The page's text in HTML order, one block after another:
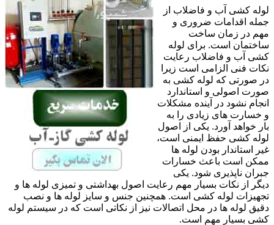
لوله کشی آب و فاضلاب از
جمله اقدامات ضروری و
مهم در زمان ساخت
ساختمان است. برای لوله
کشی آب و فاضلاب رعایت
نکات فنی الزامی است زیرا
در صورتی که لوله کشی به
صورت اصولی و استاندارد
انجام نشود در آینده مشکلات
و خسارت های زیادی را به
بار خواهد آورد. یکی از اصول
لوله کشی حفظ ایمنی است،
غیر استاندار بودن لوله ها
ممکن است باعث خسارات
جبران ناپذیری شود. یکی
دیگر از نکات بسیار مهم رعایت اصول بهداشتی و تمیزی لوله ها و
تجهیزات لوله کشی است. همچنین جنس و سایز لوله ها و نصب
دقیق لوله ها در محل اتصالات نیز از نکاتی است که در سیستم لوله
کشی بسیار مهم است.